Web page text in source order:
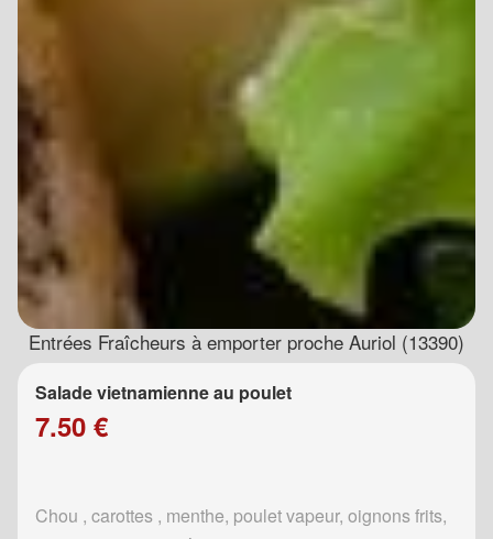
Entrées Fraîcheurs à emporter proche Auriol (13390)
Salade vietnamienne au poulet
7.50 €
Chou , carottes , menthe, poulet vapeur, oignons frits,